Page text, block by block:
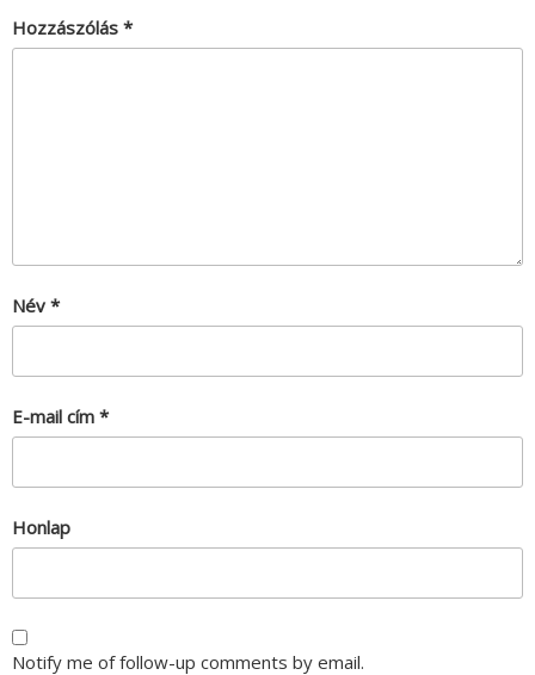
Hozzászólás *
Név *
E-mail cím *
Honlap
Notify me of follow-up comments by email.